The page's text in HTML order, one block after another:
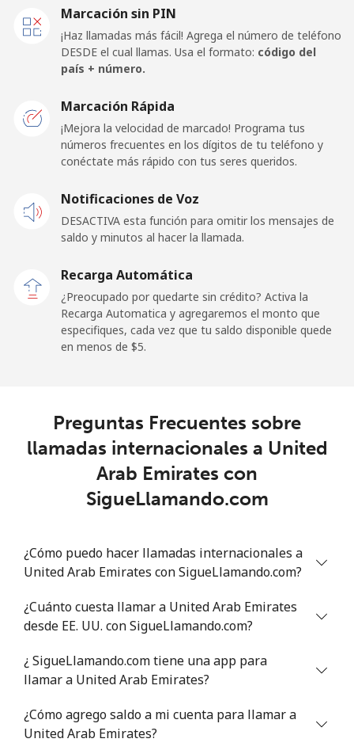
Celular
⁦$10⁩
Línea fija ⁦1¢⁩
1000 min por
⁦$10⁩
Premium ⁦45.5¢⁩
21 min por
United States
All country ⁦1.5¢⁩
665 min por
-
⁦$10⁩
41 min por
⁦$10⁩
Montevideo ⁦6.5¢⁩
153 min por
Us Virgin Islands
⁦$10⁩
Marcación sin PIN
¡Haz llamadas más fácil! Agrega el número de teléfono
DESDE el cual llamas. Usa el formato: código del
país + número.
Marcación Rápida
¡Mejora la velocidad de marcado! Programa tus
números frecuentes en los dígitos de tu teléfono y
conéctate más rápido con tus seres queridos.
Notificaciones de Voz
DESACTIVA esta función para omitir los mensajes de
saldo y minutos al hacer la llamada.
Recarga Automática
¿Preocupado por quedarte sin crédito? Activa la
Recarga Automatica y agregaremos el monto que
especifiques, cada vez que tu saldo disponible quede
en menos de ⁦$5⁩.
Preguntas Frecuentes sobre
llamadas internacionales a United
Arab Emirates con
SigueLlamando.com
¿Cómo puedo hacer llamadas internacionales a
United Arab Emirates con SigueLlamando.com?
¿Cuánto cuesta llamar a United Arab Emirates
desde EE. UU. con SigueLlamando.com?
¿ SigueLlamando.com tiene una app para
llamar a United Arab Emirates?
¿Cómo agrego saldo a mi cuenta para llamar a
United Arab Emirates?